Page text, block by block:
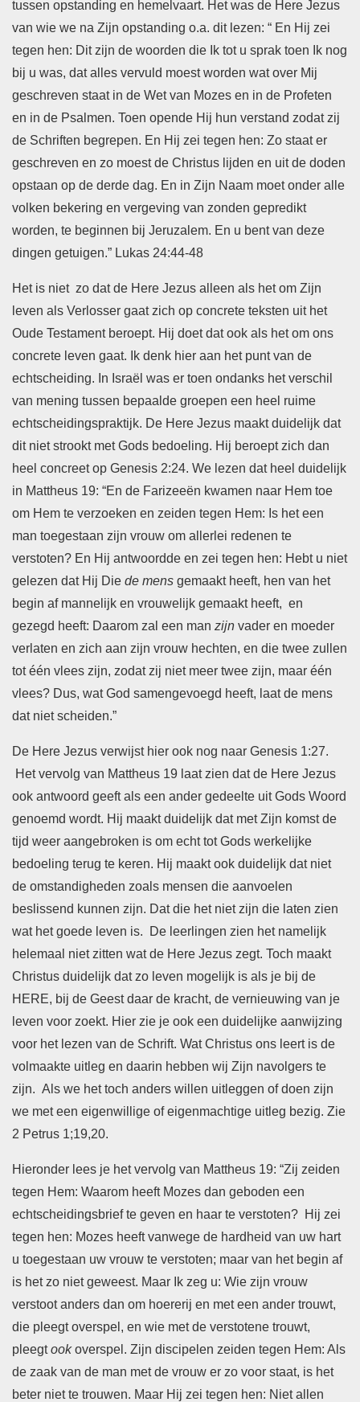
tussen opstanding en hemelvaart. Het was de Here Jezus
van wie we na Zijn opstanding o.a. dit lezen: “ En Hij zei
tegen hen: Dit zijn de woorden die Ik tot u sprak toen Ik nog
bij u was, dat alles vervuld moest worden wat over Mij
geschreven staat in de Wet van ​Mozes​ en in de Profeten
en in de Psalmen. Toen opende Hij hun verstand zodat zij
de Schriften begrepen. En Hij zei tegen hen: Zo staat er
geschreven en zo moest de ​Christus​ lijden en uit de doden
opstaan op de derde dag. En in Zijn Naam moet onder alle
volken bekering en ​vergeving​ van ​zonden​ gepredikt
worden, te beginnen bij Jeruzalem. En u bent van deze
dingen getuigen.” Lukas 24:44-48
Het is niet zo dat de Here Jezus alleen als het om Zijn
leven als Verlosser gaat zich op concrete teksten uit het
Oude Testament beroept. Hij doet dat ook als het om ons
concrete leven gaat. Ik denk hier aan het punt van de
echtscheiding. In Israël was er toen ondanks het verschil
van mening tussen bepaalde groepen een heel ruime
echtscheidingspraktijk. De Here Jezus maakt duidelijk dat
dit niet strookt met Gods bedoeling. Hij beroept zich dan
heel concreet op Genesis 2:24. We lezen dat heel duidelijk
in Mattheus 19: “En de Farizeeën kwamen naar Hem toe
om Hem te verzoeken en zeiden tegen Hem: Is het een
man toegestaan zijn vrouw om allerlei redenen te
verstoten? En Hij antwoordde en zei tegen hen: Hebt u niet
gelezen dat Hij Die de mens gemaakt heeft, hen van het
begin af mannelijk en vrouwelijk gemaakt heeft, en
gezegd heeft: Daarom zal een man zijn vader en moeder
verlaten en zich aan zijn vrouw hechten, en die twee zullen
tot één vlees zijn, zodat zij niet meer twee zijn, maar één
vlees? Dus, wat God samengevoegd heeft, laat de mens
dat niet scheiden.”
De Here Jezus verwijst hier ook nog naar Genesis 1:27.
Het vervolg van Mattheus 19 laat zien dat de Here Jezus
ook antwoord geeft als een ander gedeelte uit Gods Woord
genoemd wordt. Hij maakt duidelijk dat met Zijn komst de
tijd weer aangebroken is om echt tot Gods werkelijke
bedoeling terug te keren. Hij maakt ook duidelijk dat niet
de omstandigheden zoals mensen die aanvoelen
beslissend kunnen zijn. Dat die het niet zijn die laten zien
wat het goede leven is. De leerlingen zien het namelijk
helemaal niet zitten wat de Here Jezus zegt. Toch maakt
Christus duidelijk dat zo leven mogelijk is als je bij de
HERE, bij de Geest daar de kracht, de vernieuwing van je
leven voor zoekt. Hier zie je ook een duidelijke aanwijzing
voor het lezen van de Schrift. Wat Christus ons leert is de
volmaakte uitleg en daarin hebben wij Zijn navolgers te
zijn. Als we het toch anders willen uitleggen of doen zijn
we met een eigenwillige of eigenmachtige uitleg bezig. Zie
2 Petrus 1;19,20.
Hieronder lees je het vervolg van Mattheus 19: “Zij zeiden
tegen Hem: Waarom heeft ​Mozes​ dan geboden een
echtscheidingsbrief te geven en haar te verstoten? Hij zei
tegen hen: ​Mozes​ heeft vanwege de hardheid van uw ​hart​
u toegestaan uw vrouw te verstoten; maar van het begin af
is het zo niet geweest. Maar Ik zeg u: Wie zijn vrouw
verstoot anders dan om ​hoererij​ en met een ander trouwt,
die pleegt ​overspel, en wie met de verstotene trouwt,
pleegtook​overspel. Zijn discipelen zeiden tegen Hem: Als
de zaak van de man met de vrouw er zo voor staat, is het
beter niet te trouwen. Maar Hij zei tegen hen: Niet allen